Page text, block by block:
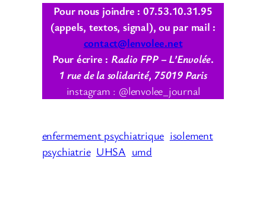
Pour nous joindre : 07.53.10.31.95
(appels, textos, signal), ou par mail :
contact@lenvolee.net
Pour écrire : Radio FPP – L’Envolée.
1 rue de la solidarité, 75019 Paris
instagram : @lenvolee_journal
enfermement psychiatrique isolement
psychiatrie UHSA umd